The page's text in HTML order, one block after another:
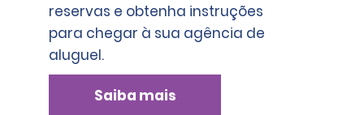
reservas e obtenha instruções
para chegar à sua agência de
aluguel.
Saiba mais